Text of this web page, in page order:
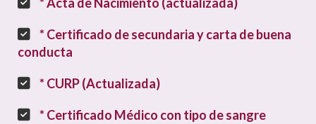
* Certificado de secundaria y carta de buena
conducta
* CURP (Actualizada)
* Certificado Médico con tipo de sangre